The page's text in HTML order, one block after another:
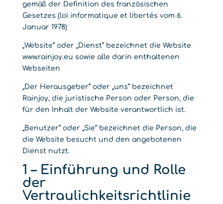
gemäß der Definition des französischen
Gesetzes (loi informatique et libertés vom 6.
Januar 1978)
„Website“ oder „Dienst“ bezeichnet die Website
www.rainjoy.eu sowie alle darin enthaltenen
Webseiten
„Der Herausgeber“ oder „uns“ bezeichnet
Rainjoy, die juristische Person oder Person, die
für den Inhalt der Website verantwortlich ist.
„Benutzer“ oder „Sie“ bezeichnet die Person, die
die Website besucht und den angebotenen
Dienst nutzt.
1 – Einführung und Rolle
der
Vertraulichkeitsrichtlinie